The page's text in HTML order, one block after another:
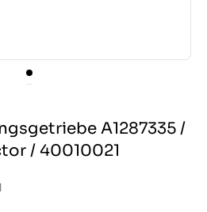
A1287335 /
/ 40010021